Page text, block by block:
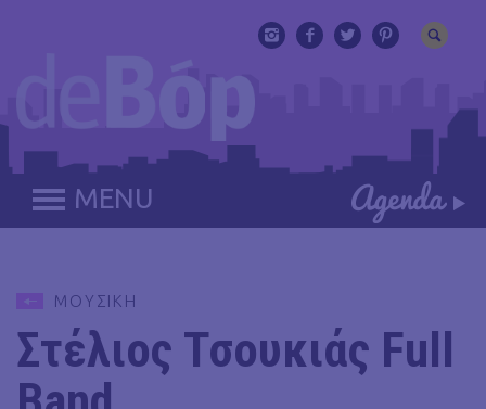
MENU
ΜΟΥΣΙΚΗ
Στέλιος Τσουκιάς Full